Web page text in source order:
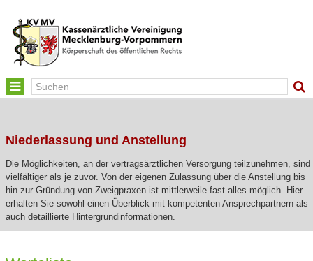
Toggle
navigation
Niederlassung und Anstellung
Die Möglichkeiten, an der vertragsärztlichen Versorgung teilzunehmen, sind
vielfältiger als je zuvor. Von der eigenen Zulassung über die Anstellung bis
hin zur Gründung von Zweigpraxen ist mittlerweile fast alles möglich. Hier
erhalten Sie sowohl einen Überblick mit kompetenten Ansprechpartnern als
auch detaillierte Hintergrundinformationen.